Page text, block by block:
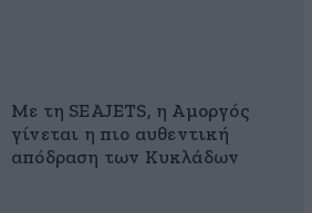
Με τη SEAJETS, η Αμοργός
γίνεται η πιο αυθεντική
απόδραση των Κυκλάδων